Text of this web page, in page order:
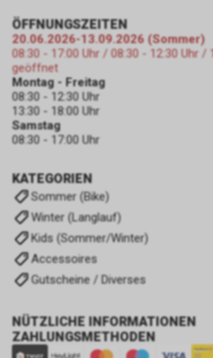
KATEGORIEN
Sommer (Bike)
Winter (Langlauf)
Kids (Sommer/Winter)
Accessoires
Gutscheine / Diverses
NÜTZLICHE INFORMATIONEN
ZAHLUNGSMETHODEN
ÖFFNUNGSZEITEN
20.06.2026-13.09.2026 (Sommer)
08:30 - 17:00 Uhr / 08:30 - 12:30 Uhr /
geöffnet
Montag - Freitag
08:30 - 12:30 Uhr
13:30 - 18:00 Uhr
Samstag
08:30 - 17:00 Uhr